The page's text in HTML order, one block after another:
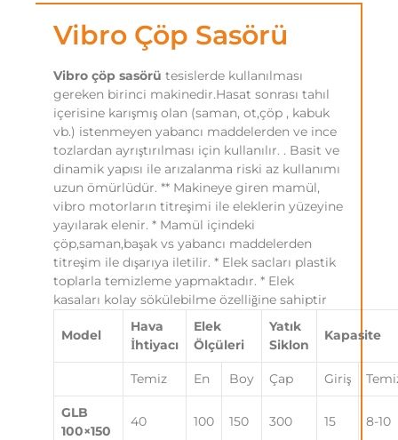
Vibro Çöp Sasörü
Vibro çöp sasörü tesislerde kullanılması
gereken birinci makinedir.Hasat sonrası tahıl
içerisine karışmış olan (saman, ot,çöp , kabuk
vb.) istenmeyen yabancı maddelerden ve ince
tozlardan ayrıştırılması için kullanılır. . Basit ve
dinamik yapısı ile arızalanma riski az kullanımı
uzun ömürlüdür. ** Makineye giren mamül,
vibro motorların titreşimi ile eleklerin yüzeyine
yayılarak elenir. * Mamül içindeki
çöp,saman,başak vs yabancı maddelerden
titreşim ile dışarıya iletilir. * Elek sacları plastik
toplarla temizleme yapmaktadır. * Elek
kasaları kolay sökülebilme özelliğine sahiptir
Model
Hava
İhtiyacı
Elek
Ölçüleri
Yatık
Siklon
Kapasite
Temiz En Boy Çap Giriş
GLB
100×150
40 100 150 300 15 8-10